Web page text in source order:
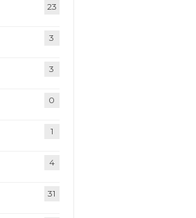
23
3
3
0
1
4
31